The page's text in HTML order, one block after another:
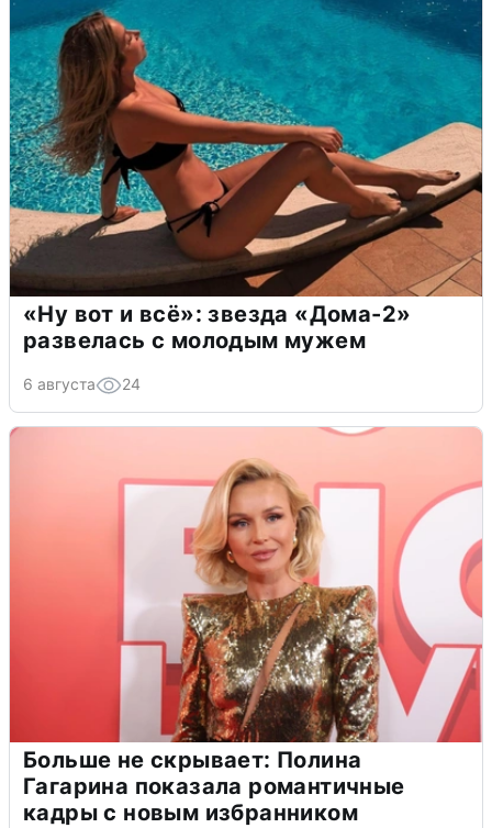
«Ну вот и всё»: звезда «Дома-2»
развелась с молодым мужем
6 августа 24
Больше не скрывает: Полина
Гагарина показала романтичные
кадры с новым избранником